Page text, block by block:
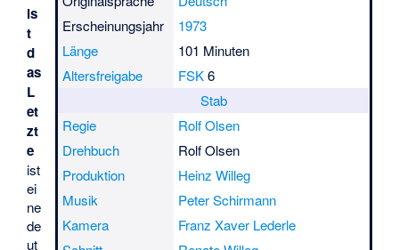
Erscheinungsjahr
1973
Länge
101 Minuten
Altersfreigabe
FSK6
Stab
Regie
Rolf Olsen
Drehbuch
Rolf Olsen
Produktion
Heinz Willeg
Musik
Peter Schirmann
Kamera
Franz Xaver Lederle
is
t
d
as
L
et
zt
e
ist
ei
ne
de
ut